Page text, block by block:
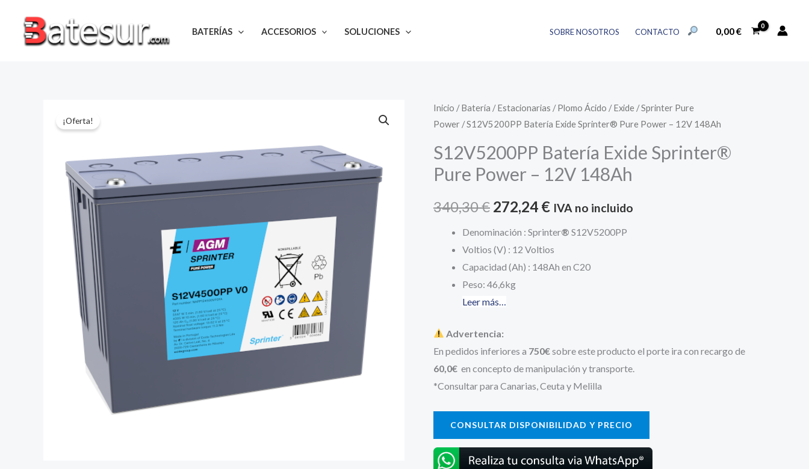
contenido
BATERÍAS ACCESORIOS SOLUCIONES SOBRE NOSOTROS CONTACTO BUSCAR:
0,00€
¡Oferta!
Inicio /Batería /Estacionarias /Plomo Ácido /Exide /Sprinter Pure
Power / S12V5200PP Batería Exide Sprinter® Pure Power – 12V 148Ah
S12V5200PP Batería Exide Sprinter®
Pure Power – 12V 148Ah
340,30€ El
precio
original
era:
272,24 €El
precio
actual
IVA no incluido
Denominación : Sprinter® S12V5200PP
Voltios (V) : 12 Voltios
Capacidad (Ah) : 148Ah en C20
Peso: 46,6kg
Leer más…
Advertencia:
En pedidos inferiores a 750€sobre este producto el porte ira con recargo de
60,0€ en concepto de manipulación y transporte.
*Consultar para Canarias, Ceuta y Melilla
CONSULTAR DISPONIBILIDAD Y PRECIO
es:
Sprinter®